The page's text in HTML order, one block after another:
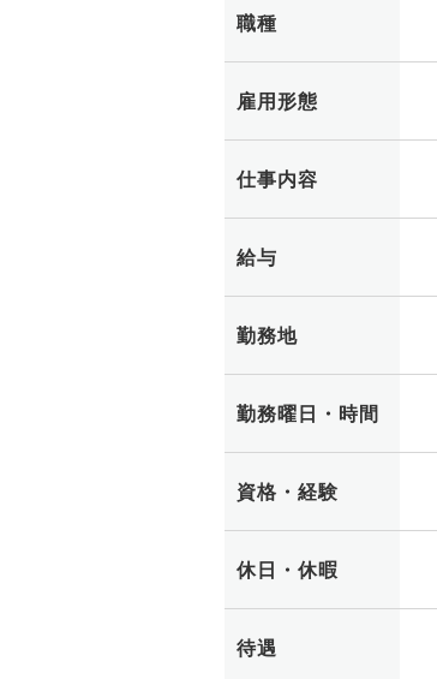
職種
雇用形態
仕事内容
給与
勤務地
勤務曜日・時間
資格・経験
休日・休暇
待遇